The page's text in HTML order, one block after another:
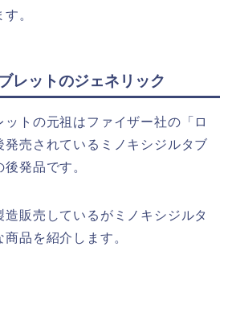
。
レットのジェネリック
ットの元祖はファイザー社の「ロ
発売されているミノキシジルタブ
発品です。
造販売しているがミノキシジルタ
品を紹介します。